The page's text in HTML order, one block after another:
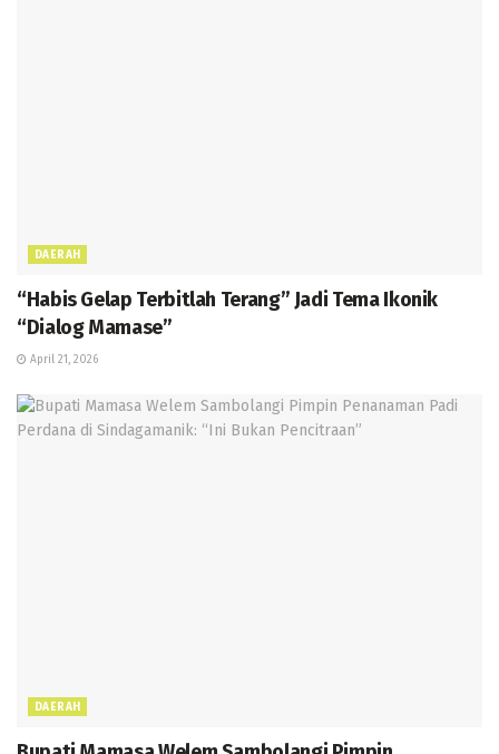
DAERAH
“Habis Gelap Terbitlah Terang” Jadi Tema Ikonik
“Dialog Mamase”
April 21, 2026
DAERAH